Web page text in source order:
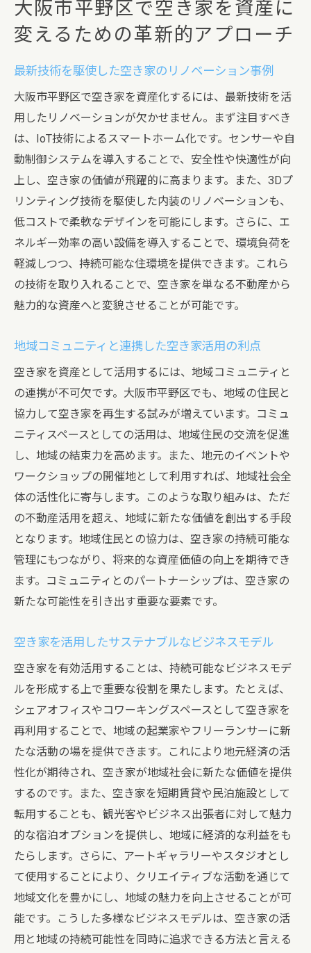
成果
空き家リノベーションによる資産価値の向
空き家の持続可能な活用を実現した成功事
例
コミュニティビルディングとしての空き家
活用の教訓
空き家を資産に変えたプロセスとその成果
大阪市平野区で空き家を資産に
変えるための革新的アプローチ
最新技術を駆使した空き家のリノベーション事例
大阪市平野区で空き家を資産化するには、最新技術を活
用したリノベーションが欠かせません。まず注目すべき
は、IoT技術によるスマートホーム化です。センサーや自
動制御システムを導入することで、安全性や快適性が向
上し、空き家の価値が飛躍的に高まります。また、3Dプ
リンティング技術を駆使した内装のリノベーションも、
低コストで柔軟なデザインを可能にします。さらに、エ
ネルギー効率の高い設備を導入することで、環境負荷を
軽減しつつ、持続可能な住環境を提供できます。これら
の技術を取り入れることで、空き家を単なる不動産から
魅力的な資産へと変貌させることが可能です。
地域コミュニティと連携した空き家活用の利点
空き家を資産として活用するには、地域コミュニティと
の連携が不可欠です。大阪市平野区でも、地域の住民と
協力して空き家を再生する試みが増えています。コミュ
ニティスペースとしての活用は、地域住民の交流を促進
し、地域の結束力を高めます。また、地元のイベントや
ワークショップの開催地として利用すれば、地域社会全
体の活性化に寄与します。このような取り組みは、ただ
の不動産活用を超え、地域に新たな価値を創出する手段
となります。地域住民との協力は、空き家の持続可能な
管理にもつながり、将来的な資産価値の向上を期待でき
ます。コミュニティとのパートナーシップは、空き家の
新たな可能性を引き出す重要な要素です。
空き家を活用したサステナブルなビジネスモデル
空き家を有効活用することは、持続可能なビジネスモデ
ルを形成する上で重要な役割を果たします。たとえば、
シェアオフィスやコワーキングスペースとして空き家を
再利用することで、地域の起業家やフリーランサーに新
たな活動の場を提供できます。これにより地元経済の活
性化が期待され、空き家が地域社会に新たな価値を提供
するのです。また、空き家を短期賃貸や民泊施設として
転用することも、観光客やビジネス出張者に対して魅力
的な宿泊オプションを提供し、地域に経済的な利益をも
たらします。さらに、アートギャラリーやスタジオとし
て使用することにより、クリエイティブな活動を通じて
地域文化を豊かにし、地域の魅力を向上させることが可
能です。こうした多様なビジネスモデルは、空き家の活
用と地域の持続可能性を同時に追求できる方法と言える